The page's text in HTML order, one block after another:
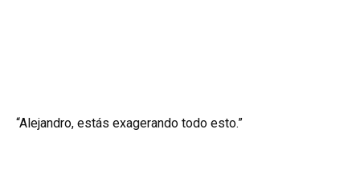
“Alejandro, estás exagerando todo esto.”